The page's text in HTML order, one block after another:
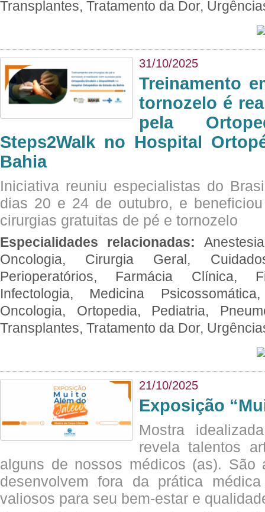
Transplantes, Tratamento da Dor,
31/10/2025
Treinamento
tornozelo é
pela
Steps2Walk no Hospital
Bahia
Iniciativa reuniu especialistas do
dias 20 e 24 de outubro, e
cirurgias gratuitas de pé e tornozelo
Especialidades relacionadas:
Oncologia, Cirurgia Geral,
Perioperatórios, Farmácia Clínica,
Infectologia, Medicina
Oncologia, Ortopedia, Pediatria,
Transplantes, Tratamento da Dor,
21/10/2025
Exposição
Mostra
revela talentos
alguns de nossos médicos (as). São
desenvolvem fora da prática
valiosos para seu bem-estar e